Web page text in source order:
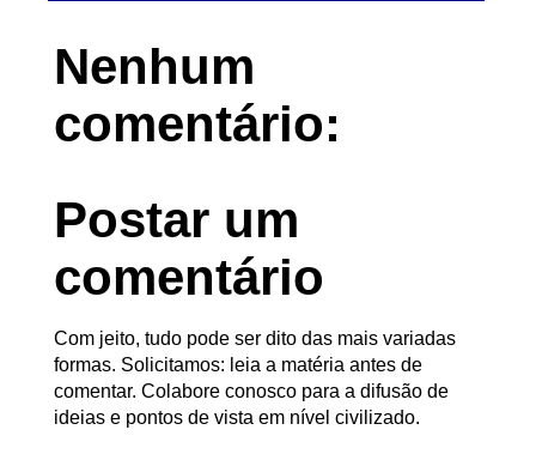
Nenhum
comentário:
Postar um
comentário
Com jeito, tudo pode ser dito das mais variadas
formas. Solicitamos: leia a matéria antes de
comentar. Colabore conosco para a difusão de
ideias e pontos de vista em nível civilizado.